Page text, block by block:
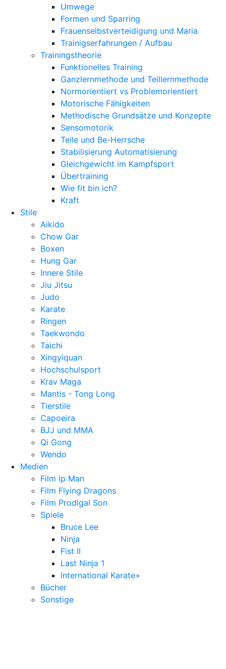
Umwege
Formen und Sparring
Frauenselbstverteidigung und Maria
Trainigserfahrungen / Aufbau
Trainingstheorie
Funktionelles Training
Ganzlernmethode und Teillernmethode
Normorientiert vs Problemorientiert
Motorische Fähigkeiten
Methodische Grundsätze und Konzepte
Sensomotorik
Teile und Be-Herrsche
Stabilisierung Automatisierung
Gleichgewicht im Kampfsport
Übertraining
Wie fit bin ich?
Kraft
Stile
Aikido
Chow Gar
Boxen
Hung Gar
Innere Stile
Jiu Jitsu
Judo
Karate
Ringen
Taekwondo
Taichi
Xingyiquan
Hochschulsport
Krav Maga
Mantis - Tong Long
Tierstile
Capoeira
BJJ und MMA
Qi Gong
Wendo
Medien
Film Ip Man
Film Flying Dragons
Film Prodigal Son
Spiele
Bruce Lee
Ninja
Fist II
Last Ninja 1
International Karate+
Bücher
Sonstige